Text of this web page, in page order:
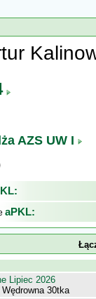
AZS UW I
aPKL:
Lipiec 2026
30tka